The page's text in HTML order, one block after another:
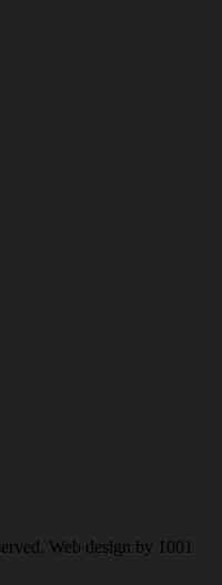
Web design by 1001